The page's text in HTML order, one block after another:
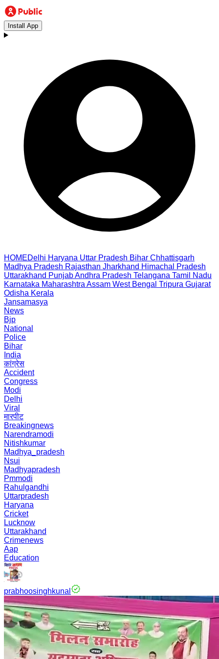
Install App
HOMEDelhi Haryana Uttar Pradesh Bihar Chhattisgarh
Madhya Pradesh Rajasthan Jharkhand Himachal Pradesh
Uttarakhand PunjabAndhra Pradesh Telangana Tamil Nadu
Karnataka Maharashtra Assam West Bengal Tripura Gujarat
Odisha Kerala
Jansamasya
News
Bjp
National
Police
Bihar
India
कांग्रेस
Accident
Congress
Modi
Delhi
Viral
मारपीट
Breakingnews
Narendramodi
Nitishkumar
Madhya_pradesh
Nsui
Madhyapradesh
Pmmodi
Rahulgandhi
Uttarpradesh
Haryana
Cricket
Lucknow
Uttarakhand
Crimenews
Aap
Education
prabhoosinghkunal